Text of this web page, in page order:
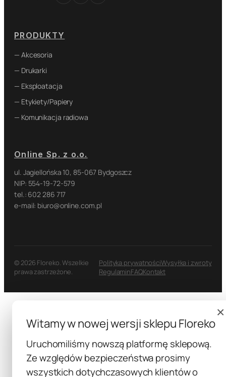
PRODUKTY
— Akcesoria
— Drukarki
— Eksploatacja
— Etykiety/Papiery
— Komunikacja radiowa
Online Sp. z o.o.
ul. Jagiellońska 10, 85-067 Bydgoszcz
NIP: 554-19-72-579
tel.: 602 286 717
e-mail: biuro@online.com.pl
© 2026 Floreko. Wszelkie
prawa zastrzeżone.
Polityka prywatnościWysyłka i zwroty
RegulaminFAQKontakt
×
Witamy w nowej wersji sklepu Floreko
Uruchomiliśmy nowszą platformę sklepową.
Ze względów bezpieczeństwa prosimy
wszystkich dotychczasowych klientów o